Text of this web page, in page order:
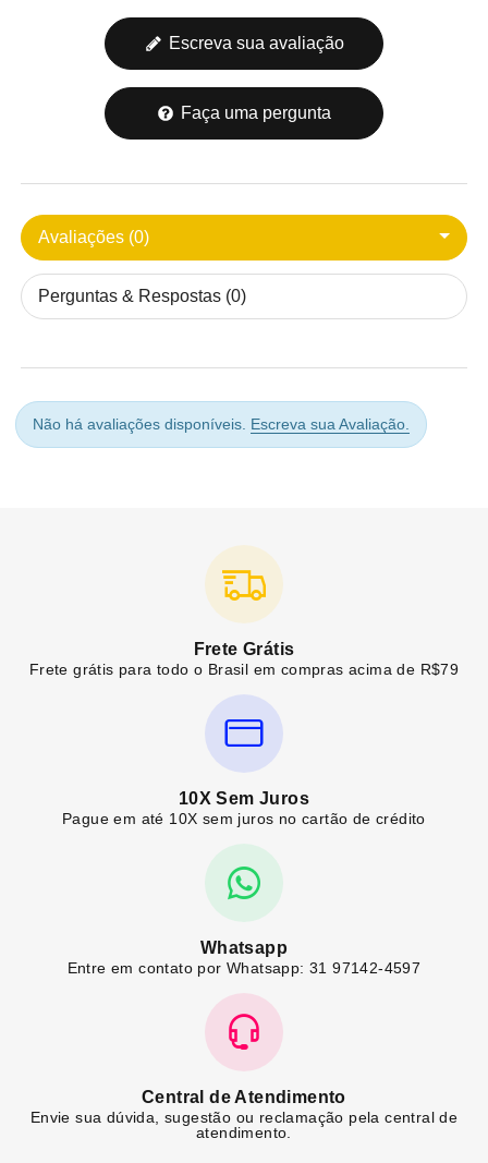
Escreva sua avaliação
Faça uma pergunta
Avaliações (0)
Perguntas & Respostas (0)
Não há avaliações disponíveis. Escreva sua Avaliação.
Frete Grátis
Frete grátis para todo o Brasil em compras acima de R$79
10X Sem Juros
Pague em até 10X sem juros no cartão de crédito
Whatsapp
Entre em contato por Whatsapp: 31 97142-4597
Central de Atendimento
Envie sua dúvida, sugestão ou reclamação pela central de
atendimento.